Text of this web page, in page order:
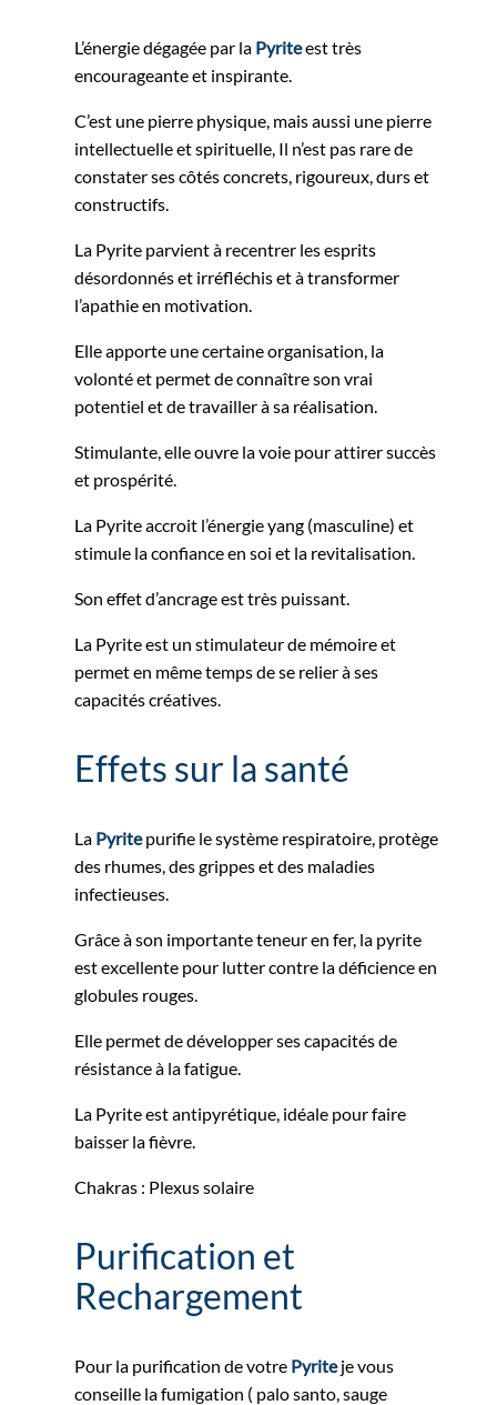
L’énergie dégagée par la Pyriteest très
encourageante et inspirante.
C’est une pierre physique, mais aussi une pierre
intellectuelle et spirituelle, Il n’est pas rare de
constater ses côtés concrets, rigoureux, durs et
constructifs.
La Pyrite parvient à recentrer les esprits
désordonnés et irréfléchis et à transformer
l’apathie en motivation.
Elle apporte une certaine organisation, la
volonté et permet de connaître son vrai
potentiel et de travailler à sa réalisation.
Stimulante, elle ouvre la voie pour attirer succès
et prospérité.
La Pyrite accroit l’énergie yang (masculine) et
stimule la confiance en soi et la revitalisation.
Son effet d’ancrage est très puissant.
La Pyrite est un stimulateur de mémoire et
permet en même temps de se relier à ses
capacités créatives.
Effets sur la santé
La Pyritepurifie le système respiratoire, protège
des rhumes, des grippes et des maladies
infectieuses.
Grâce à son importante teneur en fer, la pyrite
est excellente pour lutter contre la déficience en
globules rouges.
Elle permet de développer ses capacités de
résistance à la fatigue.
La Pyrite est antipyrétique, idéale pour faire
baisser la fièvre.
Chakras : Plexus solaire
Purification et
Rechargement
Pour la purification de votre Pyriteje vous
conseille la fumigation ( palo santo, sauge